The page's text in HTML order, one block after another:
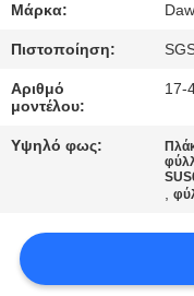
ΜΑΣ
ΕΛΆΤΕ
ΣΕ
ΕΠΑΦΉ
ΖΗΤΉΣΤΕ
ΈΝΑ
Μάρκα:
Πιστοποίηση:
Αριθμό
μοντέλου:
17-
Υψηλό φως:
,